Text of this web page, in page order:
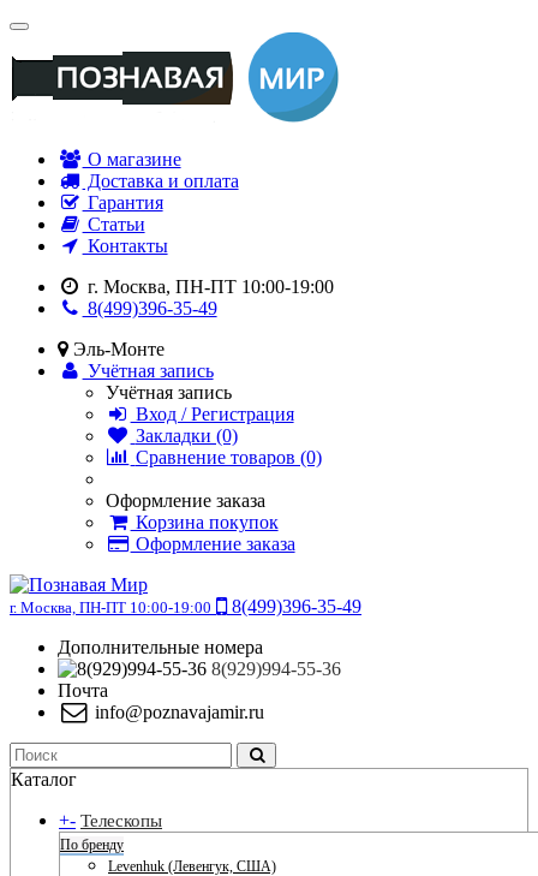
О магазине
Доставка и оплата
Гарантия
Статьи
Контакты
г. Москва, ПН-ПТ 10:00-19:00
8(499)396-35-49
Эль-Монте
Учётная запись
Учётная запись
Вход / Регистрация
Закладки (0)
Сравнение товаров (0)
Оформление заказа
Корзина покупок
Оформление заказа
г. Москва, ПН-ПТ 10:00-19:00
8(499)396-35-49
Дополнительные номера
8(929)994-55-36
Почта
info@poznavajamir.ru
Каталог
+- Телескопы
По бренду
Levenhuk (Левенгук, США)